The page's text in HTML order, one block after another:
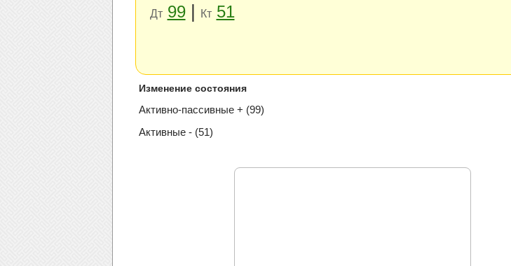
Дт 99| Кт 51
Изменение состояния
Активно-пассивные + (99)
Активные - (51)